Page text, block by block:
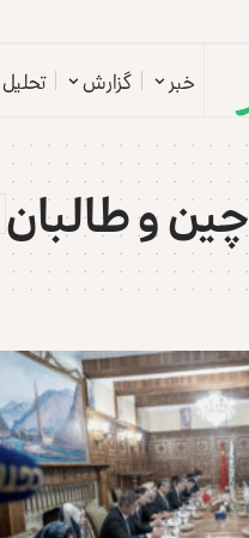
خبر گزارش تحلیل
چین و طالبان